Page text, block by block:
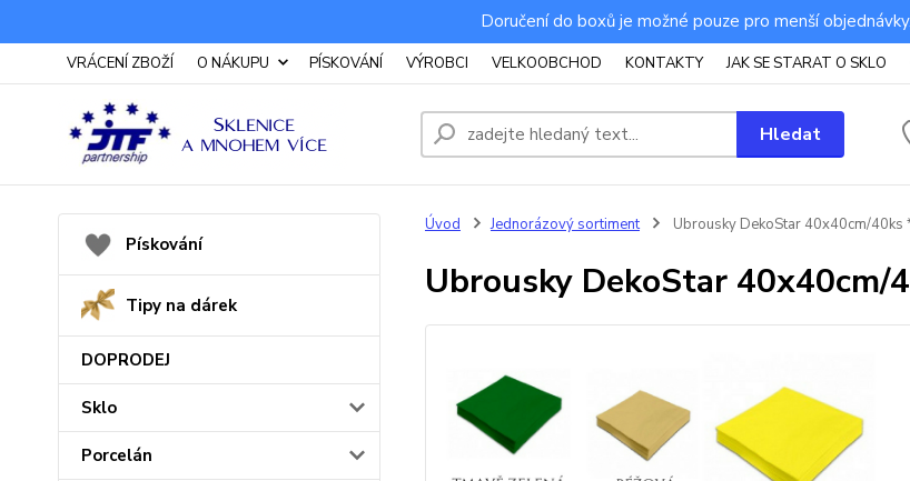
Doručení do boxů je možné pouze pro menší
VRÁCENÍ ZBOŽÍ O NÁKUPU PÍSKOVÁNÍ VÝROBCI VELKOOBCHOD KONTAKTY JAK SE STARAT O SKLO
Hledat
Pískování
Tipy na dárek
DOPRODEJ
Sklo
Porcelán
Úvod Jednorázový sortiment Ubrousky DekoStar 40x40cm/40ks
Ubrousky DekoStar 40x40cm/